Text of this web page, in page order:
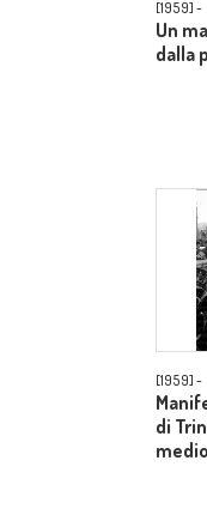
[1959] -
Un
dalla
[1959] -
di
medio